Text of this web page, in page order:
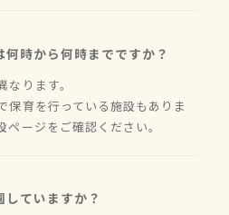
時から何時までですか？
なります。
保育を行っている施設もありま
ページをご確認ください。
していますか？